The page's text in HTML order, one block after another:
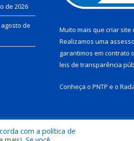
de 2026
de
Muito mais que criar site
Realizamos uma
garantimos em contrato
leis de transparência
Conheça o PNTP e o
Mapa do Site
com a política de